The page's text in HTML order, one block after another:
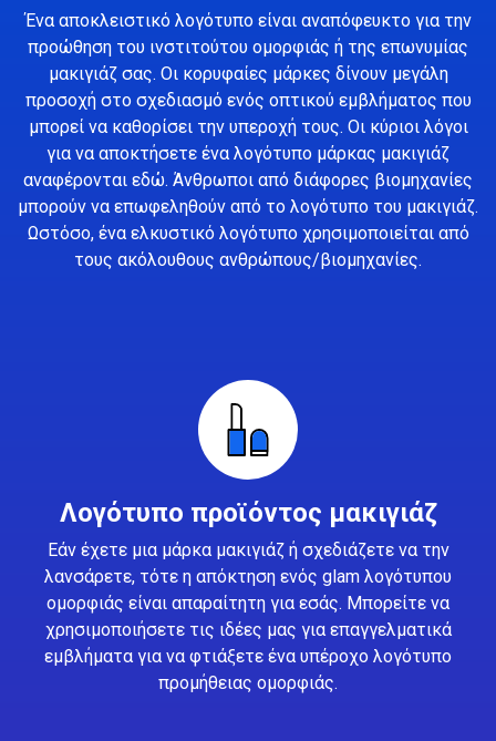
Ένα αποκλειστικό λογότυπο είναι αναπόφευκτο για την
προώθηση του ινστιτούτου ομορφιάς ή της επωνυμίας
μακιγιάζ σας. Οι κορυφαίες μάρκες δίνουν μεγάλη
προσοχή στο σχεδιασμό ενός οπτικού εμβλήματος που
μπορεί να καθορίσει την υπεροχή τους. Οι κύριοι λόγοι
για να αποκτήσετε ένα λογότυπο μάρκας μακιγιάζ
αναφέρονται εδώ. Άνθρωποι από διάφορες βιομηχανίες
μπορούν να επωφεληθούν από το λογότυπο του μακιγιάζ.
Ωστόσο, ένα ελκυστικό λογότυπο χρησιμοποιείται από
τους ακόλουθους ανθρώπους/βιομηχανίες.
Λογότυπο προϊόντος μακιγιάζ
Εάν έχετε μια μάρκα μακιγιάζ ή σχεδιάζετε να την
λανσάρετε, τότε η απόκτηση ενός glam λογότυπου
ομορφιάς είναι απαραίτητη για εσάς. Μπορείτε να
χρησιμοποιήσετε τις ιδέες μας για επαγγελματικά
εμβλήματα για να φτιάξετε ένα υπέροχο λογότυπο
προμήθειας ομορφιάς.